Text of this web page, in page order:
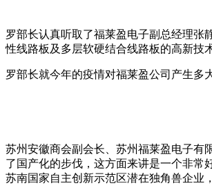
罗部长认真听取了福莱盈电子副总经理张
性线路板及多层软硬结合线路板的高新技
罗部长就今年的疫情对福莱盈公司产生多
苏州安徽商会副会长、苏州福莱盈电子有
了国产化的步伐，这方面来讲是一个非常
苏南国家自主创新示范区潜在独角兽企业